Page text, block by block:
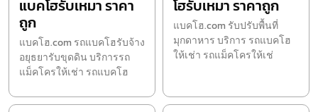
แบคโฮรับเหมา ราคา
ถูก
แบคโฮ.com รถแบคโฮรับจ้าง
อยุธยารับขุดดิน บริการรถ
แม็คโครให้เช่า รถแบคโฮ
โฮรับเหมา ราคาถูก
แบคโฮ.com รับปรับพื้นที่
มุกดาหาร บริการ รถแบคโฮ
ให้เช่า รถแม็คโครให้เช่